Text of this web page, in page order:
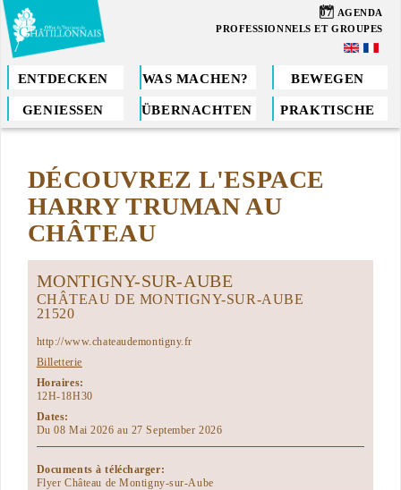
Direkt
zum
Inhalt
07 AGENDA
PROFESSIONNELS ET GROUPES
ENTDECKEN WAS MACHEN? BEWEGEN
GENIESSEN ÜBERNACHTEN PRAKTISCHE
Sie
hierDÉCOUVREZ L'ESPACE
HARRY TRUMAN AU
CHÂTEAU
MONTIGNY-SUR-AUBE
CHÂTEAU DE MONTIGNY-SUR-AUBE
21520
http://www.chateaudemontigny.fr
Billetterie
Horaires:
12H-18H30
Dates:
Du 08 Mai 2026 au 27 September 2026
Documents à télécharger:
Flyer Château de Montigny-sur-Aube